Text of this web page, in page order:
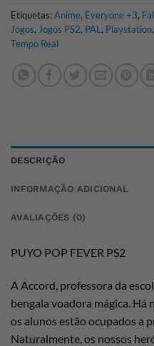
Etiquetas:Anime, Everyone +3,
Jogos, Jogos PS2, PAL, Playstation,
Tempo Real
DESCRIÇÃO
INFORMAÇÃO ADICIONAL
AVALIAÇÕES (0)
PUYO POP FEVER PS2
A Accord, professora da
bengala voadora mágica. Há
os alunos estão ocupados a
Naturalmente, os nossos